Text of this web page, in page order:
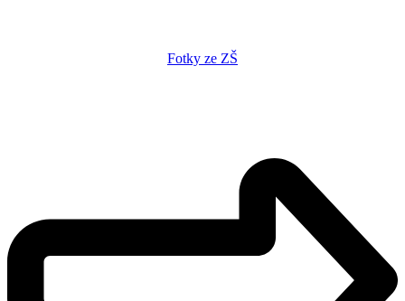
Fotky ze ZŠ